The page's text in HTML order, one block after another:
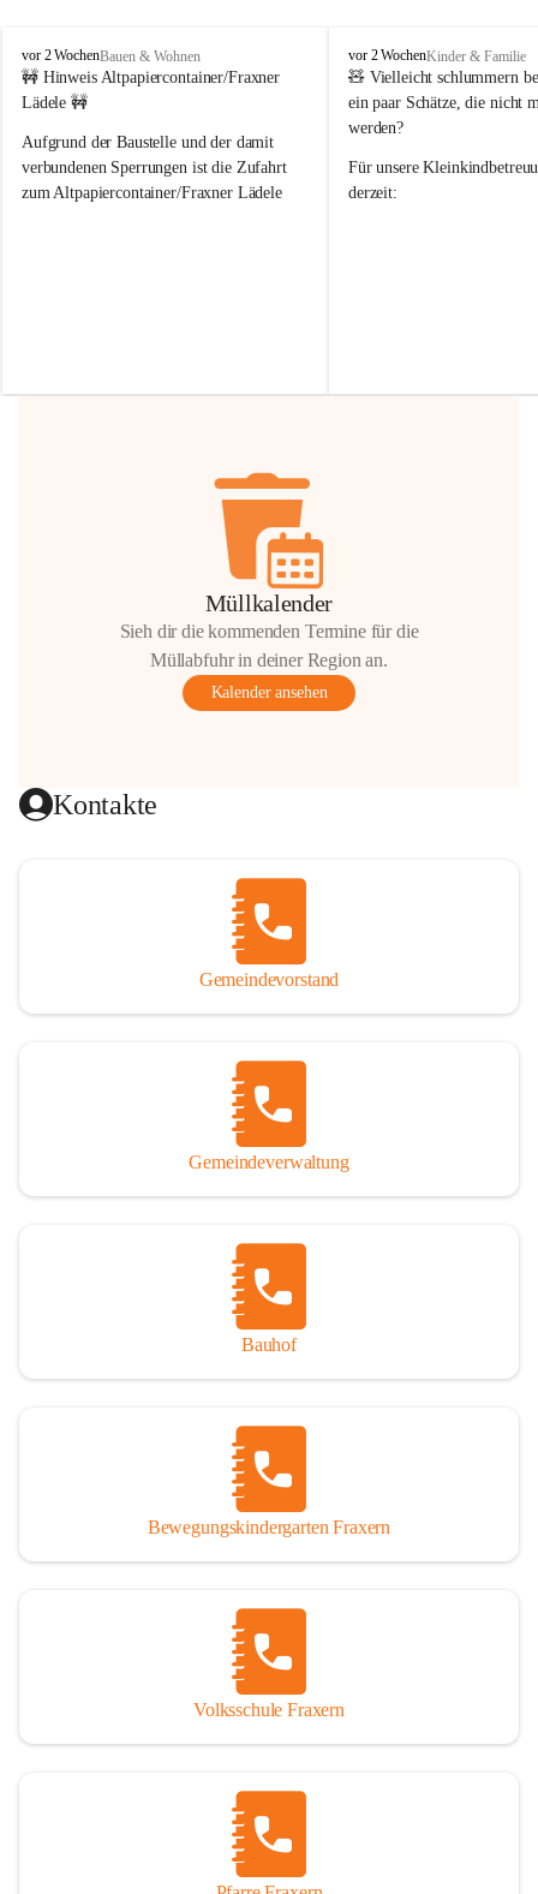
F
r
a
e
r
n
vor 2 WochenBauen & Wohnen
🚧 Hinweis Altpapiercontainer/Fraxner
Lädele 🚧
Aufgrund der Baustelle und der damit
verbundenen Sperrungen ist die Zufahrt
zum Altpapiercontainer/Fraxner Lädele
Hilfsbereitschaft!
F
r
a
x
r
n
vor 2 WochenKinder & Familie
🧸 Vielleicht schlummern
ein paar Schätze, die nicht
werden?
Für unsere
derzeit:
Müllkalender
Sieh dir die kommenden Termine für die
Müllabfuhr in deiner Region an.
Kalender ansehen
Kontakte
Gemeindevorstand
Gemeindeverwaltung
Bauhof
Bewegungskindergarten Fraxern
Volksschule Fraxern